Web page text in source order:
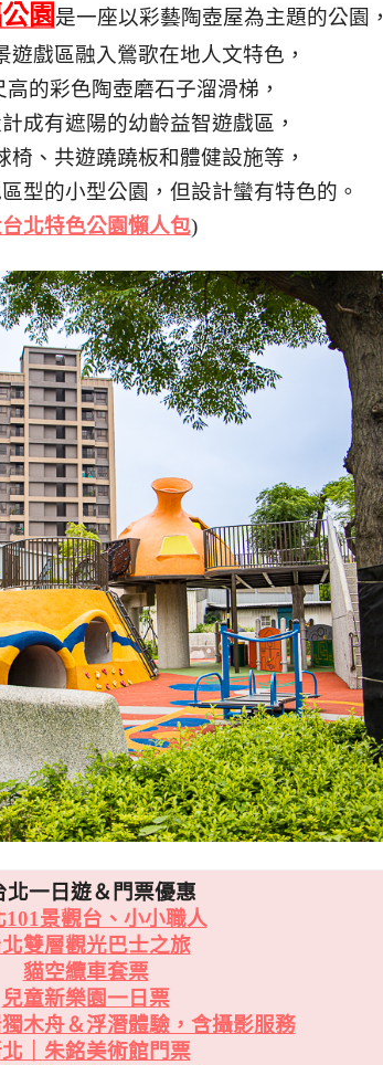
園是一座以彩藝陶壺屋為主題的公園，
遊戲區融入鶯歌在地人文特色，
的彩色陶壺磨石子溜滑梯，
成有遮陽的幼齡益智遊戲區，
椅、共遊蹺蹺板和體健設施等，
型的小型公園，但設計蠻有特色的。
北特色公園懶人包)
北一日遊＆門票優惠
101景觀台、小小職人
北雙層觀光巴士之旅
貓空纜車套票
兒童新樂園一日票
木舟＆浮潛體驗，含攝影服務
｜朱銘美術館門票